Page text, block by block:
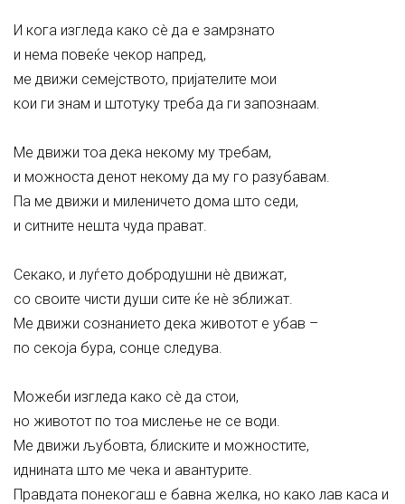
И кога изгледа како сè да е замрзнато
и нема повеќе чекор напред,
ме движи семејството, пријателите мои
кои ги знам и штотуку треба да ги запознаам.
Ме движи тоа дека некому му требам,
и можноста денот некому да му го разубавам.
Па ме движи и миленичето дома што седи,
и ситните нешта чуда прават.
Секако, и луѓето добродушни нè движат,
со своите чисти души сите ќе нè зближат.
Ме движи сознанието дека животот е убав –
по секоја бура, сонце следува.
Можеби изгледа како сè да стои,
но животот по тоа мислење не се води.
Ме движи љубовта, блиските и можностите,
иднината што ме чека и авантурите.
Правдата понекогаш е бавна желка, но како лав каса и